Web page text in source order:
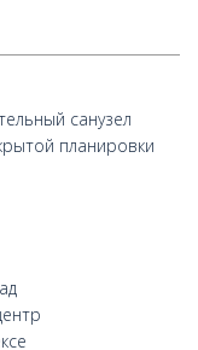
жизни.
атмосферой, здесь
место
и медицинские
Алании и в 27 км
санузел
планировки